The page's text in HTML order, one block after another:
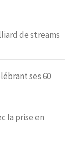
de streams
ses 60
la prise en